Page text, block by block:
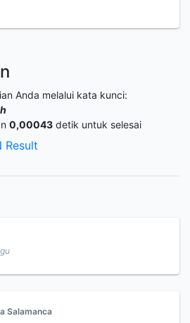
Anda melalui kata kunci:
0,00043 detik untuk selesai
Result
Salamanca